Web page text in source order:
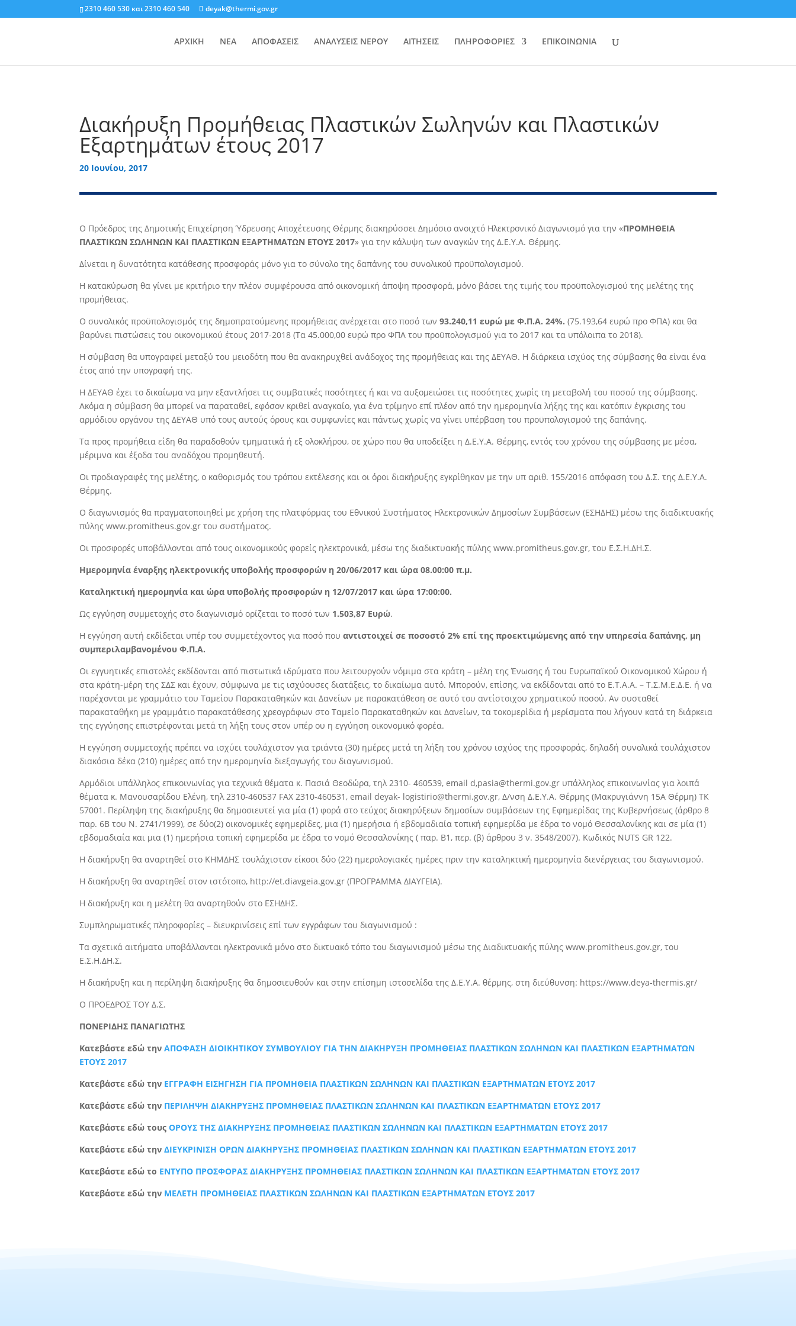
2310 460 530 και2310 460 540 deyak@thermi.gov.gr
ΑΡΧΙΚΗ ΝΕΑ ΑΠΟΦΑΣΕΙΣ ΑΝΑΛΥΣΕΙΣ ΝΕΡΟΥ ΑΙΤΗΣΕΙΣ ΠΛΗΡΟΦΟΡΙΕΣ ΕΠΙΚΟΙΝΩΝΙΑ
Διακήρυξη Προμήθειας Πλαστικών Σωληνών και Πλαστικών
Εξαρτημάτων έτους 2017
20 Ιουνίου, 2017
Ο Πρόεδρος της ∆ημοτικής Επιχείρηση Ύδρευσης Αποχέτευσης Θέρμης διακηρύσσει ∆ημόσιο ανοιχτό Ηλεκτρονικό ∆ιαγωνισμό για την «ΠΡΟΜΗΘΕΙΑ
ΠΛΑΣΤΙΚΩΝ ΣΩΛΗΝΩΝ ΚΑΙ ΠΛΑΣΤΙΚΩΝ ΕΞΑΡΤΗΜΑΤΩΝ ΕΤΟΥΣ 2017» για την κάλυψη των αναγκών της ∆.Ε.Υ.Α. Θέρμης.
∆ίνεται η δυνατότητα κατάθεσης προσφοράς μόνο για το σύνολο της δαπάνης του συνολικού προϋπολογισμού.
Η κατακύρωση θα γίνει με κριτήριο την πλέον συμφέρουσα από οικονομική άποψη προσφορά, μόνο βάσει της τιμής του προϋπολογισμού της μελέτης της
προμήθειας.
Ο συνολικός προϋπολογισμός της δημοπρατούμενης προμήθειας ανέρχεται στο ποσό των93.240,11 ευρώ με Φ.Π.Α. 24%. (75.193,64 ευρώ προ ΦΠΑ) και θα
βαρύνει πιστώσεις του οικονομικού έτους 2017-2018 (Τα 45.000,00 ευρώ προ ΦΠΑ του προϋπολογισμού για το 2017 και τα υπόλοιπα το 2018).
Η σύμβαση θα υπογραφεί μεταξύ του μειοδότη που θα ανακηρυχθεί ανάδοχος της προμήθειας και της ∆ΕΥΑΘ. Η διάρκεια ισχύος της σύμβασης θα είναι ένα
έτος από την υπογραφή της.
Η ∆ΕΥΑΘ έχει το δικαίωμα να μην εξαντλήσει τις συμβατικές ποσότητες ή και να αυξομειώσει τις ποσότητες χωρίς τη μεταβολή του ποσού της σύμβασης.
Ακόμα η σύμβαση θα μπορεί να παραταθεί, εφόσον κριθεί αναγκαίο, για ένα τρίμηνο επί πλέον από την ημερομηνία λήξης της και κατόπιν έγκρισης του
αρμόδιου οργάνου της ∆ΕΥΑΘ υπό τους αυτούς όρους και συμφωνίες και πάντως χωρίς να γίνει υπέρβαση του προϋπολογισμού της δαπάνης.
Τα προς προμήθεια είδη θα παραδοθούν τμηματικά ή εξ ολοκλήρου, σε χώρο που θα υποδείξει η ∆.Ε.Υ.Α. Θέρμης, εντός του χρόνου της σύμβασης με μέσα,
μέριμνα και έξοδα του αναδόχου προμηθευτή.
Οι προδιαγραφές της μελέτης, ο καθορισμός του τρόπου εκτέλεσης και οι όροι διακήρυξης εγκρίθηκαν με την υπ αριθ. 155/2016 απόφαση του ∆.Σ. της ∆.Ε.Υ.Α.
Θέρμης.
Ο διαγωνισμός θα πραγματοποιηθεί με χρήση της πλατφόρμας του Εθνικού Συστήματος Ηλεκτρονικών ∆ημοσίων Συμβάσεων (ΕΣΗ∆ΗΣ) μέσω της διαδικτυακής
πύλης www.promitheus.gov.gr του συστήματος.
Οι προσφορές υποβάλλονται από τους οικονομικούς φορείς ηλεκτρονικά, μέσω της διαδικτυακής πύλης www.promitheus.gov.gr, του Ε.Σ.Η.∆Η.Σ.
Ημερομηνία έναρξης ηλεκτρονικής υποβολής προσφορών η 20/06/2017 και ώρα 08.00:00 π.μ.
Καταληκτική ημερομηνία και ώρα υποβολής προσφορών η 12/07/2017 και ώρα 17:00:00.
Ως εγγύηση συμμετοχής στο διαγωνισμό ορίζεται το ποσό των 1.503,87 Ευρώ.
Η εγγύηση αυτή εκδίδεται υπέρ του συμμετέχοντος για ποσό πουαντιστοιχεί σε ποσοστό 2% επί της προεκτιμώμενης από την υπηρεσία δαπάνης, μη
συμπεριλαμβανομένου Φ.Π.Α.
Οι εγγυητικές επιστολές εκδίδονται από πιστωτικά ιδρύματα που λειτουργούν νόμιμα στα κράτη – μέλη της Ένωσης ή του Ευρωπαϊκού Οικονομικού Χώρου ή
στα κράτη-μέρη της Σ∆Σ και έχουν, σύμφωνα με τις ισχύουσες διατάξεις, το δικαίωμα αυτό. Μπορούν, επίσης, να εκδίδονται από το Ε.Τ.Α.Α. – Τ.Σ.Μ.Ε.∆.Ε. ή να
παρέχονται με γραμμάτιο του Ταμείου Παρακαταθηκών και ∆ανείων με παρακατάθεση σε αυτό του αντίστοιχου χρηματικού ποσού. Αν συσταθεί
παρακαταθήκη με γραμμάτιο παρακατάθεσης χρεογράφων στο Ταμείο Παρακαταθηκών και ∆ανείων, τα τοκομερίδια ή μερίσματα που λήγουν κατά τη διάρκεια
της εγγύησης επιστρέφονται μετά τη λήξη τους στον υπέρ ου η εγγύηση οικονομικό φορέα.
Η εγγύηση συμμετοχής πρέπει να ισχύει τουλάχιστον για τριάντα (30) ημέρες μετά τη λήξη του χρόνου ισχύος της προσφοράς, δηλαδή συνολικά τουλάχιστον
διακόσια δέκα (210) ημέρες από την ημερομηνία διεξαγωγής του διαγωνισμού.
Αρμόδιοι υπάλληλος επικοινωνίας για τεχνικά θέματα κ. Πασιά Θεοδώρα, τηλ 2310- 460539, email d,pasia@thermi.gov.gr υπάλληλος επικοινωνίας για λοιπά
θέματα κ. Μανουσαρίδου Ελένη, τηλ 2310-460537 FAX 2310-460531, email deyak- logistirio@thermi.gov.gr, ∆/νση ∆.Ε.Υ.Α. Θέρμης (Μακρυγιάννη 15Α Θέρμη) ΤΚ
57001. Περίληψη της διακήρυξης θα δημοσιευτεί για μία (1) φορά στο τεύχος διακηρύξεων δημοσίων συμβάσεων της Εφημερίδας της Κυβερνήσεως (άρθρο 8
παρ. 6Β του Ν. 2741/1999), σε δύο(2) οικονομικές εφημερίδες, μια (1) ημερήσια ή εβδομαδιαία τοπική εφημερίδα με έδρα το νομό Θεσσαλονίκης και σε μία (1)
εβδομαδιαία και μια (1) ημερήσια τοπική εφημερίδα με έδρα το νομό Θεσσαλονίκης ( παρ. Β1, περ. (β) άρθρου 3 ν. 3548/2007). Κωδικός NUTS GR 122.
Η διακήρυξη θα αναρτηθεί στο ΚΗΜ∆ΗΣ τουλάχιστον είκοσι δύο (22) ημερολογιακές ημέρες πριν την καταληκτική ημερομηνία διενέργειας του διαγωνισμού.
Η διακήρυξη θα αναρτηθεί στον ιστότοπο, http://et.diavgeia.gov.gr (ΠΡΟΓΡΑΜΜΑ ∆ΙΑΥΓΕΙΑ).
Η διακήρυξη και η μελέτη θα αναρτηθούν στο ΕΣΗ∆ΗΣ.
Συμπληρωματικές πληροφορίες – διευκρινίσεις επί των εγγράφων του διαγωνισμού :
Τα σχετικά αιτήματα υποβάλλονται ηλεκτρονικά μόνο στο δικτυακό τόπο του διαγωνισμού μέσω της ∆ιαδικτυακής πύλης www.promitheus.gov.gr, του
Ε.Σ.Η.∆Η.Σ.
Η διακήρυξη και η περίληψη διακήρυξης θα δημοσιευθούν και στην επίσημη ιστοσελίδα της ∆.Ε.Υ.Α. θέρμης, στη διεύθυνση: https://www.deya-thermis.gr/
Ο ΠΡΟΕ∆ΡΟΣ ΤΟΥ ∆.Σ.
ΠΟΝΕΡΙ∆ΗΣ ΠΑΝΑΓΙΩΤΗΣ
Κατεβάστε εδώ τηνΑΠΟΦΑΣΗ ΔΙΟΙΚΗΤΙΚΟΥ ΣΥΜΒΟΥΛΙΟΥ ΓΙΑ ΤΗΝ ΔΙΑΚΗΡΥΞΗ ΠΡΟΜΗΘΕΙΑΣ ΠΛΑΣΤΙΚΩΝ ΣΩΛΗΝΩΝ ΚΑΙ ΠΛΑΣΤΙΚΩΝ ΕΞΑΡΤΗΜΑΤΩΝ
ΕΤΟΥΣ 2017
Κατεβάστε εδώ την ΕΓΓΡΑΦΗ ΕΙΣΗΓΗΣΗ ΓΙΑ ΠΡΟΜΗΘΕΙΑ ΠΛΑΣΤΙΚΩΝ ΣΩΛΗΝΩΝ ΚΑΙ ΠΛΑΣΤΙΚΩΝ ΕΞΑΡΤΗΜΑΤΩΝ ΕΤΟΥΣ 2017
Κατεβάστε εδώ την ΠΕΡΙΛΗΨΗ ΔΙΑΚΗΡΥΞΗΣ ΠΡΟΜΗΘΕΙΑΣ ΠΛΑΣΤΙΚΩΝ ΣΩΛΗΝΩΝ ΚΑΙ ΠΛΑΣΤΙΚΩΝ ΕΞΑΡΤΗΜΑΤΩΝ ΕΤΟΥΣ 2017
Κατεβάστε εδώ τουςΟΡΟΥΣ ΤΗΣ ΔΙΑΚΗΡΥΞΗΣ ΠΡΟΜΗΘΕΙΑΣ ΠΛΑΣΤΙΚΩΝ ΣΩΛΗΝΩΝ ΚΑΙ ΠΛΑΣΤΙΚΩΝ ΕΞΑΡΤΗΜΑΤΩΝ ΕΤΟΥΣ 2017
Κατεβάστε εδώ τηνΔΙΕΥΚΡΙΝΙΣΗ ΟΡΩΝ ΔΙΑΚΗΡΥΞΗΣ ΠΡΟΜΗΘΕΙΑΣ ΠΛΑΣΤΙΚΩΝ ΣΩΛΗΝΩΝ ΚΑΙ ΠΛΑΣΤΙΚΩΝ ΕΞΑΡΤΗΜΑΤΩΝ ΕΤΟΥΣ 2017
Κατεβάστε εδώ το ΕΝΤΥΠΟ ΠΡΟΣΦΟΡΑΣ ΔΙΑΚΗΡΥΞΗΣ ΠΡΟΜΗΘΕΙΑΣ ΠΛΑΣΤΙΚΩΝ ΣΩΛΗΝΩΝ ΚΑΙ ΠΛΑΣΤΙΚΩΝ ΕΞΑΡΤΗΜΑΤΩΝ ΕΤΟΥΣ 2017
Κατεβάστε εδώ την ΜΕΛΕΤΗ ΠΡΟΜΗΘΕΙΑΣ ΠΛΑΣΤΙΚΩΝ ΣΩΛΗΝΩΝ ΚΑΙ ΠΛΑΣΤΙΚΩΝ ΕΞΑΡΤΗΜΑΤΩΝ ΕΤΟΥΣ 2017